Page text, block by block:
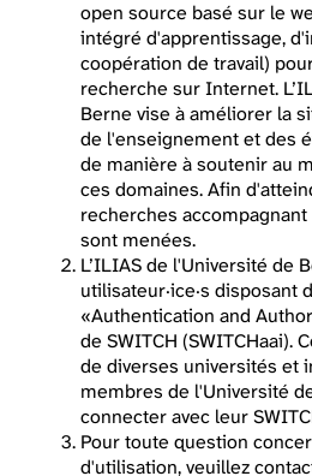
open source basé sur le
intégré d'apprentissage,
coopération de travail)
recherche sur Internet.
Berne vise à améliorer la
de l'enseignement et des
de manière à soutenir au
ces domaines. Afin
recherches
sont menées.
L’ILIAS de l'Université de
utilisateur·ice·s disposant
«Authentication and
de SWITCH (SWITCHaai).
de diverses universités et
membres de l'Université
connecter avec leur
Pour toute question
d'utilisation, veuillez